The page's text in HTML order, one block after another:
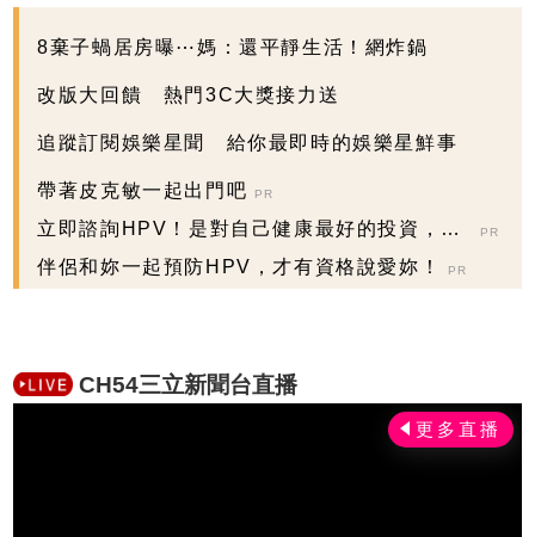
8棄子蝸居房曝⋯媽：還平靜生活！網炸鍋
改版大回饋 熱門3C大獎接力送
追蹤訂閱娛樂星聞 給你最即時的娛樂星鮮事
帶著皮克敏一起出門吧 PR
立即諮詢HPV！是對自己健康最好的投資，把
握現在不嫌晚...
PR
伴侶和妳一起預防HPV，才有資格說愛妳！ PR
CH54三立新聞台直播